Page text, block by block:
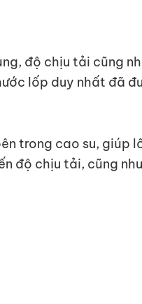
độ chịu tải cũng
lốp duy nhất đã
trong cao su, giúp
độ chịu tải, cũng